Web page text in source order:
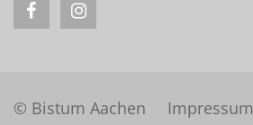
© Bistum Aachen
Impressum